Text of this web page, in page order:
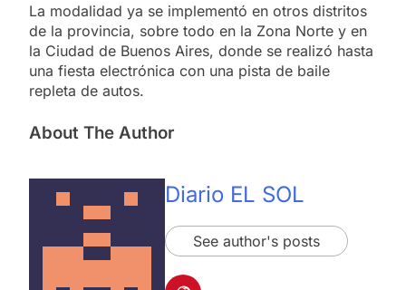
La modalidad ya se implementó en otros distritos
de la provincia, sobre todo en la Zona Norte y en
la Ciudad de Buenos Aires, donde se realizó hasta
una fiesta electrónica con una pista de baile
repleta de autos.
About The Author
Diario EL SOL
See author's posts